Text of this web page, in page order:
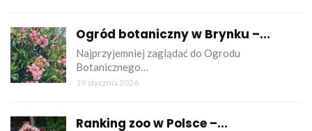
Ogród botaniczny w Brynku –...
Najprzyjemniej zaglądać do Ogrodu
Botanicznego…
19 stycznia 2026
Ranking zoo w Polsce –...